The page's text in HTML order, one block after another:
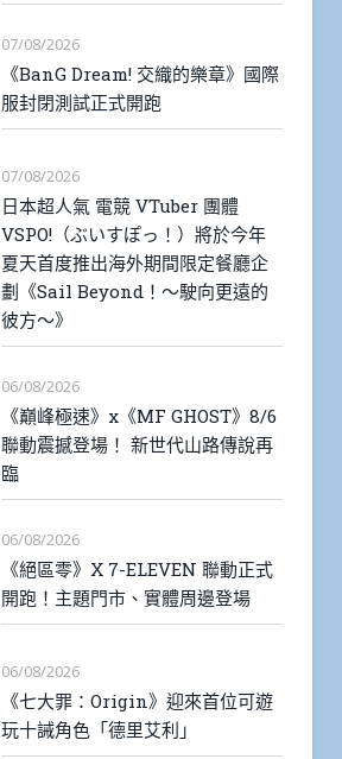
07/08/2026
《BanG Dream! 交織的樂章》國際
服封閉測試正式開跑
07/08/2026
日本超人氣 電競 VTuber 團體
VSPO!（ぶいすぽっ！）將於今年
夏天首度推出海外期間限定餐廳企
劃《Sail Beyond！～駛向更遠的
彼方～》
06/08/2026
《巔峰極速》x《MF GHOST》8/6
聯動震撼登場！ 新世代山路傳說再
臨
06/08/2026
《絕區零》X 7-ELEVEN 聯動正式
開跑！主題門市、實體周邊登場
06/08/2026
《七大罪：Origin》迎來首位可遊
玩十誡角色「德里艾利」